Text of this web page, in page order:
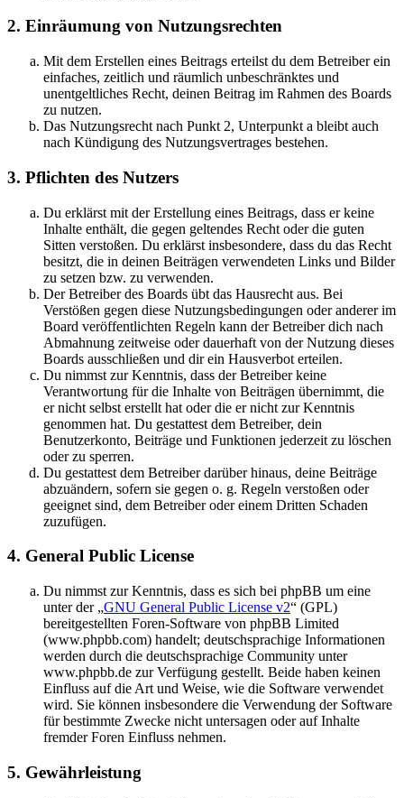
2. Einräumung von Nutzungsrechten
Mit dem Erstellen eines Beitrags erteilst du dem Betreiber ein
einfaches, zeitlich und räumlich unbeschränktes und
unentgeltliches Recht, deinen Beitrag im Rahmen des Boards
zu nutzen.
Das Nutzungsrecht nach Punkt 2, Unterpunkt a bleibt auch
nach Kündigung des Nutzungsvertrages bestehen.
3. Pflichten des Nutzers
Du erklärst mit der Erstellung eines Beitrags, dass er keine
Inhalte enthält, die gegen geltendes Recht oder die guten
Sitten verstoßen. Du erklärst insbesondere, dass du das Recht
besitzt, die in deinen Beiträgen verwendeten Links und Bilder
zu setzen bzw. zu verwenden.
Der Betreiber des Boards übt das Hausrecht aus. Bei
Verstößen gegen diese Nutzungsbedingungen oder anderer im
Board veröffentlichten Regeln kann der Betreiber dich nach
Abmahnung zeitweise oder dauerhaft von der Nutzung dieses
Boards ausschließen und dir ein Hausverbot erteilen.
Du nimmst zur Kenntnis, dass der Betreiber keine
Verantwortung für die Inhalte von Beiträgen übernimmt, die
er nicht selbst erstellt hat oder die er nicht zur Kenntnis
genommen hat. Du gestattest dem Betreiber, dein
Benutzerkonto, Beiträge und Funktionen jederzeit zu löschen
oder zu sperren.
Du gestattest dem Betreiber darüber hinaus, deine Beiträge
abzuändern, sofern sie gegen o. g. Regeln verstoßen oder
geeignet sind, dem Betreiber oder einem Dritten Schaden
zuzufügen.
4. General Public License
Du nimmst zur Kenntnis, dass es sich bei phpBB um eine
unter der „GNU General Public License v2“ (GPL)
bereitgestellten Foren-Software von phpBB Limited
(www.phpbb.com) handelt; deutschsprachige Informationen
werden durch die deutschsprachige Community unter
www.phpbb.de zur Verfügung gestellt. Beide haben keinen
Einfluss auf die Art und Weise, wie die Software verwendet
wird. Sie können insbesondere die Verwendung der Software
für bestimmte Zwecke nicht untersagen oder auf Inhalte
fremder Foren Einfluss nehmen.
5. Gewährleistung